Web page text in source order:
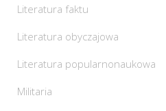
Literatura faktu
Literatura obyczajowa
Literatura popularnonaukowa
Militaria